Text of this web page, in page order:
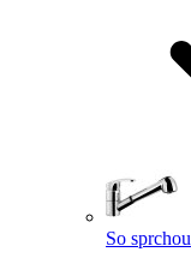
So sprchou